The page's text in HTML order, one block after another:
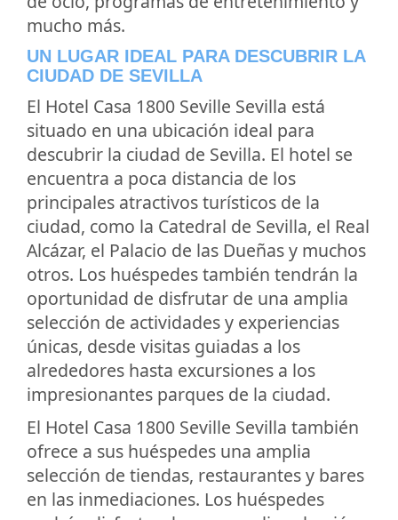
mucho más.
UN LUGAR IDEAL PARA DESCUBRIR LA
CIUDAD DE SEVILLA
El Hotel Casa 1800 Seville Sevilla está
situado en una ubicación ideal para
descubrir la ciudad de Sevilla. El hotel se
encuentra a poca distancia de los
principales atractivos turísticos de la
ciudad, como la Catedral de Sevilla, el Real
Alcázar, el Palacio de las Dueñas y muchos
otros. Los huéspedes también tendrán la
oportunidad de disfrutar de una amplia
selección de actividades y experiencias
únicas, desde visitas guiadas a los
alrededores hasta excursiones a los
impresionantes parques de la ciudad.
El Hotel Casa 1800 Seville Sevilla también
ofrece a sus huéspedes una amplia
selección de tiendas, restaurantes y bares
en las inmediaciones. Los huéspedes